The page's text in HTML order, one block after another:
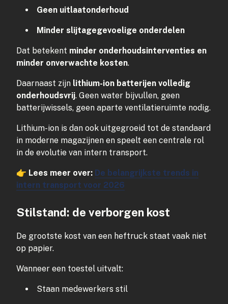
Geen uitlaatonderhoud
Minder slijtagegevoelige onderdelen
Dat betekent minder onderhoudsinterventies en
minder onverwachte kosten.
Daarnaast zijn lithium-ion batterijen volledig
onderhoudsvrij. Geen water bijvullen, geen
batterijwissels, geen aparte ventilatieruimte nodig.
Lithium-ion is dan ook uitgegroeid tot de standaard
in moderne magazijnen en speelt een centrale rol
in de evolutie van intern transport.
👉 Lees meer over: De belangrijkste trends in
intern transport voor 2026
Stilstand: de verborgen kost
De grootste kost van een heftruck staat vaak niet
op papier.
Wanneer een toestel uitvalt:
Staan medewerkers stil